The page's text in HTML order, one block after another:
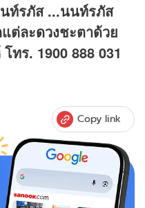
ท์รภัส ...นนท์รภัส
ต่ละดวงชะตาด้วย
ทร. 1900 888 031
Copy link